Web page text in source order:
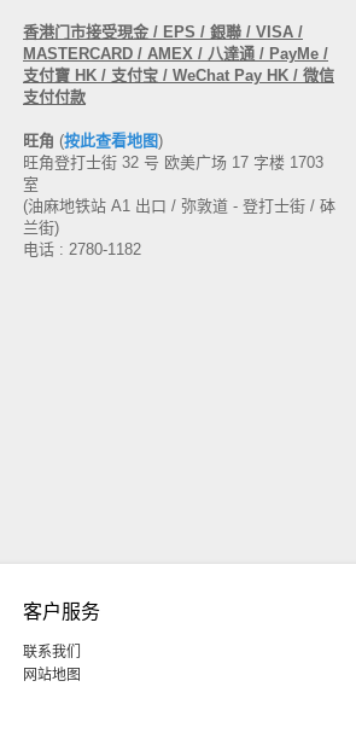
香港门市接受現金 / EPS / 銀聯 / VISA /
MASTERCARD / AMEX / 八達通 / PayMe /
支付寶 HK / 支付宝 / WeChat Pay HK / 微信
支付付款
旺角 (按此查看地图)
旺角登打士街 32 号 欧美广场 17 字楼 1703
室
(油麻地铁站 A1 出口 / 弥敦道 - 登打士街 / 砵
兰街)
电话 : 2780-1182
客户服务
联系我们
网站地图